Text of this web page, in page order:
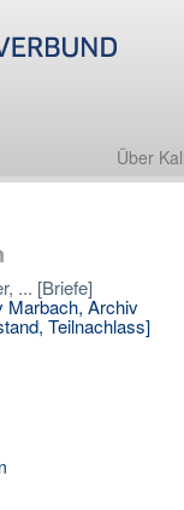
Über
... [Briefe]
Marbach, Archiv
Teilnachlass]